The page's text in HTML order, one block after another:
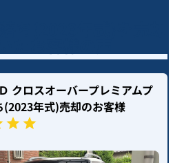
クロスオーバープレミアムプ
(2023年式)売却のお客様